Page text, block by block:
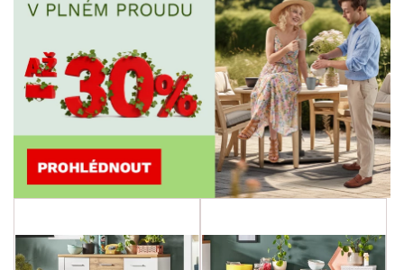
ZNAČKA
SKLADOVOST